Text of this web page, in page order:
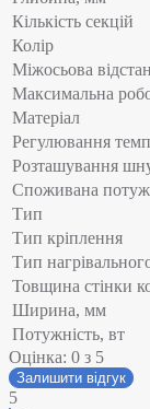
Кількість секцій
Колір
Міжосьова
Максимальна
Матеріал
Регулювання
Розташування
Споживана
Тип
Тип кріплення
Тип
Товщина стінки
Ширина, мм
Потужність, вт
Оцінка: 0 з 5
Залишити відгук
5